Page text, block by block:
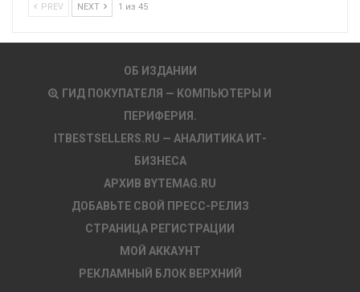
PREV NEXT 1 из 45
ОБ ИЗДАНИИ
ГИД ПОКУПАТЕЛЯ — КОМПЬЮТЕРЫ И
ПЕРИФЕРИЯ.
ITBESTSELLERS.RU — АНАЛИТИКА ИТ-
БИЗНЕСА
АРХИВ BYTEMAG.RU
ДОБАВЬТЕ СВОЙ ПРЕСС-РЕЛИЗ
СТРАНИЦА РЕГИСТРАЦИИ
МОЙ АККАУНТ
РЕКЛАМНЫЙ БЛОК ВЕРХНИЙ